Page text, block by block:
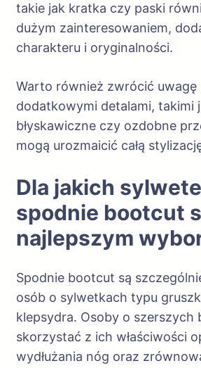
takie jak kratka czy paski
dużym zainteresowaniem,
charakteru i oryginalności.
Warto również zwrócić uwagę
dodatkowymi detalami, takimi
błyskawiczne czy ozdobne
mogą urozmaicić całą
Dla jakich
spodnie bootcut
najlepszym
Spodnie bootcut są
osób o sylwetkach typu
klepsydra. Osoby o szerszych
skorzystać z ich właściwości
wydłużania nóg oraz